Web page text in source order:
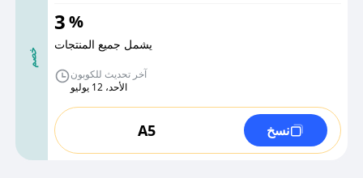
خصم
3%
يشمل جميع المنتجات
آخر تحديث للكوبون
الأحد، 12 يوليو
A5 نسخ